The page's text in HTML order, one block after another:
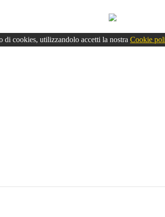
di cookies, utilizzandolo accetti la nostra Cookie